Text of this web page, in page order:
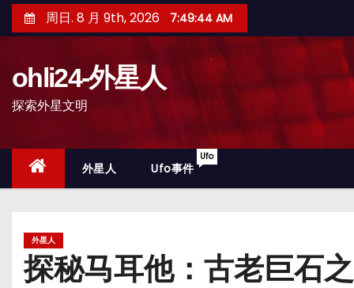
至
周日. 8 月 9th, 2026 7:49:46 AM
ohli24-外星人
探索外星文明
外星人 Ufo事件
Ufo
外星人
探秘马耳他：古老巨石